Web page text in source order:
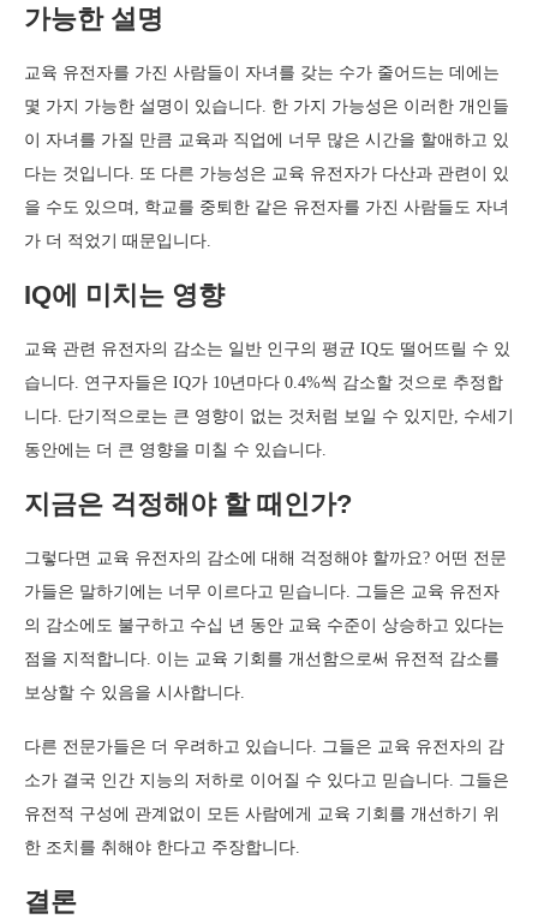
가능한 설명
교육 유전자를 가진 사람들이 자녀를 갖는 수가 줄어드는 데에는
몇 가지 가능한 설명이 있습니다. 한 가지 가능성은 이러한 개인들
이 자녀를 가질 만큼 교육과 직업에 너무 많은 시간을 할애하고 있
다는 것입니다. 또 다른 가능성은 교육 유전자가 다산과 관련이 있
을 수도 있으며, 학교를 중퇴한 같은 유전자를 가진 사람들도 자녀
가 더 적었기 때문입니다.
IQ에 미치는 영향
교육 관련 유전자의 감소는 일반 인구의 평균 IQ도 떨어뜨릴 수 있
습니다. 연구자들은 IQ가 10년마다 0.4%씩 감소할 것으로 추정합
니다. 단기적으로는 큰 영향이 없는 것처럼 보일 수 있지만, 수세기
동안에는 더 큰 영향을 미칠 수 있습니다.
지금은 걱정해야 할 때인가?
그렇다면 교육 유전자의 감소에 대해 걱정해야 할까요? 어떤 전문
가들은 말하기에는 너무 이르다고 믿습니다. 그들은 교육 유전자
의 감소에도 불구하고 수십 년 동안 교육 수준이 상승하고 있다는
점을 지적합니다. 이는 교육 기회를 개선함으로써 유전적 감소를
보상할 수 있음을 시사합니다.
다른 전문가들은 더 우려하고 있습니다. 그들은 교육 유전자의 감
소가 결국 인간 지능의 저하로 이어질 수 있다고 믿습니다. 그들은
유전적 구성에 관계없이 모든 사람에게 교육 기회를 개선하기 위
한 조치를 취해야 한다고 주장합니다.
결론